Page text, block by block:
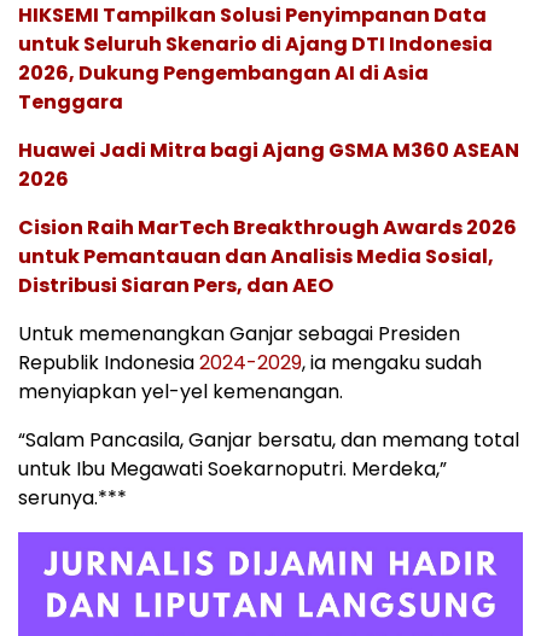
HIKSEMI Tampilkan Solusi Penyimpanan Data
untuk Seluruh Skenario di Ajang DTI Indonesia
2026, Dukung Pengembangan AI di Asia
Tenggara
Huawei Jadi Mitra bagi Ajang GSMA M360 ASEAN
2026
Cision Raih MarTech Breakthrough Awards 2026
untuk Pemantauan dan Analisis Media Sosial,
Distribusi Siaran Pers, dan AEO
Untuk memenangkan Ganjar sebagai Presiden
Republik Indonesia2024-2029, ia mengaku sudah
menyiapkan yel-yel kemenangan.
“Salam Pancasila, Ganjar bersatu, dan memang total
untuk Ibu Megawati Soekarnoputri. Merdeka,”
serunya.***